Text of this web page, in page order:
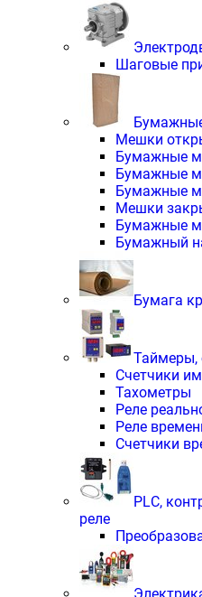
Шаговые
Мешки
Бумажные
Бумажные
Бумажные
Мешки
Бумажные
Бумажный
Бумага
Таймеры,
Счетчики
Тахометры
Реле
Реле
Счетчики
PLС,
реле